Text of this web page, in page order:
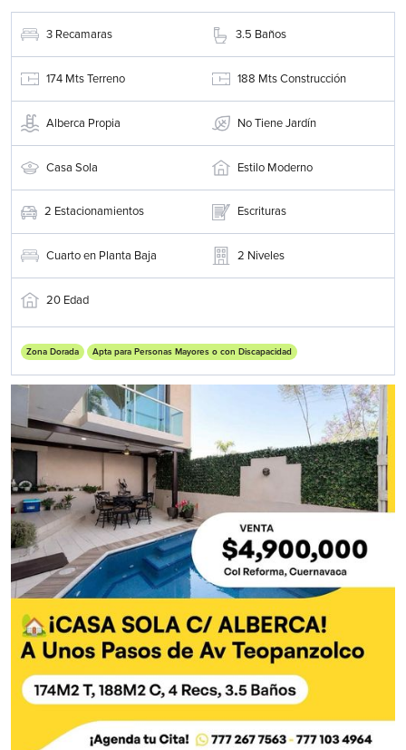
3 Recamaras 3.5 Baños
174 Mts Terreno 188 Mts Construcción
Alberca Propia No Tiene Jardín
Casa Sola Estilo Moderno
2 Estacionamientos Escrituras
Cuarto en Planta Baja 2 Niveles
20 Edad
Zona Dorada Apta para Personas Mayores o con Discapacidad